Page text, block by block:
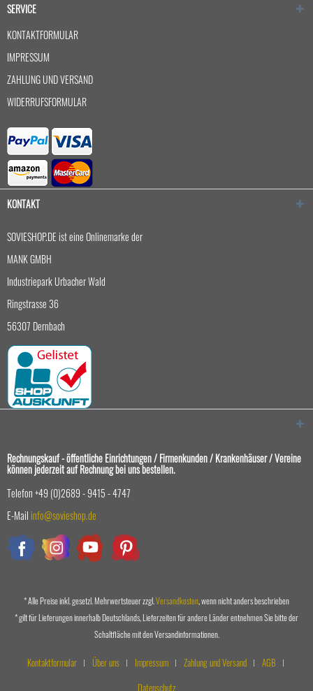
SERVICE
KONTAKTFORMULAR
IMPRESSUM
ZAHLUNG UND VERSAND
WIDERRUFSFORMULAR
KONTAKT
SOVIESHOP.DE ist eine Onlinemarke der
MANK GMBH
Industriepark Urbacher Wald
Ringstrasse 36
56307 Dernbach
Rechnungskauf - öffentliche Einrichtungen / Firmenkunden / Krankenhäuser / Vereine
können jederzeit auf Rechnung bei uns bestellen.
Telefon +49 (0)2689 - 9415 - 4747
E-Mail info@sovieshop.de
* Alle Preise inkl. gesetzl. Mehrwertsteuer zzgl.Versandkosten, wenn nicht anders beschrieben
* gilt für Lieferungen innerhalb Deutschlands, Lieferzeiten für andere Länder entnehmen Sie bitte der
Schaltfläche mit den Versandinformationen.
Kontaktformular Über uns Impressum Zahlung und Versand
AGB
Datenschutz